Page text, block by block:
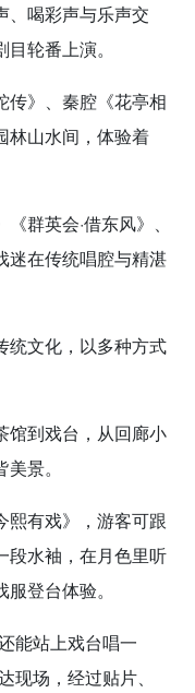
喝彩声与乐声交
轮番上演。
》、秦腔《花亭相
山水间，体验着
群英会·借东风》、
迷在传统唱腔与精湛
文化，以多种方式
到戏台，从回廊小
景。
有戏》，游客可跟
段水袖，在月色里听
登台体验。
能站上戏台唱一
现场，经过贴片、